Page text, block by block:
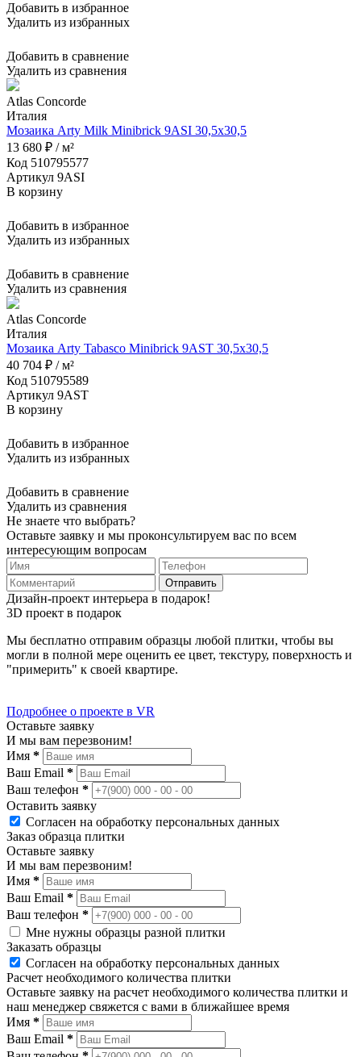
Добавить в избранное
Удалить из избранных
Добавить в сравнение
Удалить из сравнения
Atlas Concorde
Италия
Мозаика Arty Milk Minibrick 9ASI 30,5x30,5
13 680 ₽ / м²
Код 510795577
Артикул 9ASI
В корзину
Добавить в избранное
Удалить из избранных
Добавить в сравнение
Удалить из сравнения
Atlas Concorde
Италия
Мозаика Arty Tabasco Minibrick 9AST 30,5x30,5
40 704 ₽ / м²
Код 510795589
Артикул 9AST
В корзину
Добавить в избранное
Удалить из избранных
Добавить в сравнение
Удалить из сравнения
Не знаете что выбрать?
Оставьте заявку и мы проконсультируем вас по всем
интересующим вопросам
Отправить
Дизайн-проект интерьера в подарок!
3D проект в подарок
Мы бесплатно отправим образцы любой плитки, чтобы вы
могли в полной мере оценить ее цвет, текстуру, поверхность и
"примерить" к своей квартире.
Подробнее о проекте в VR
Оставьте заявку
И мы вам перезвоним!
Имя *
Ваш Email *
Ваш телефон *
Оставить заявку
Согласен на обработку персональных данных
Заказ образца плитки
Оставьте заявку
И мы вам перезвоним!
Имя *
Ваш Email *
Ваш телефон *
Мне нужны образцы разной плитки
Заказать образцы
Согласен на обработку персональных данных
Расчет необходимого количества плитки
Оставьте заявку на расчет необходимого количества плитки и
наш менеджер свяжется с вами в ближайшее время
Имя *
Ваш Email *